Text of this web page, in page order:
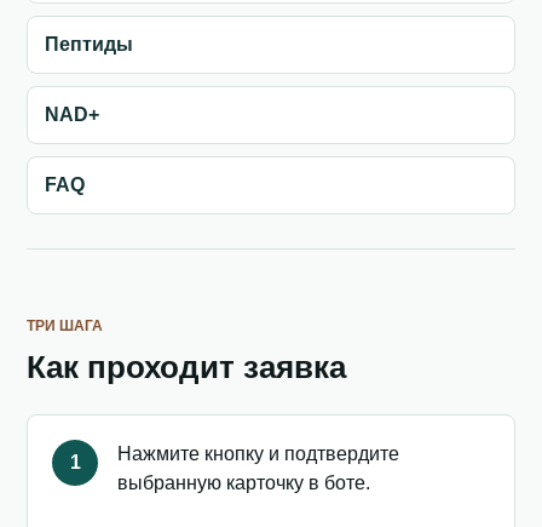
Пептиды
NAD+
FAQ
ТРИ ШАГА
Как проходит заявка
1
Нажмите кнопку и подтвердите
выбранную карточку в боте.